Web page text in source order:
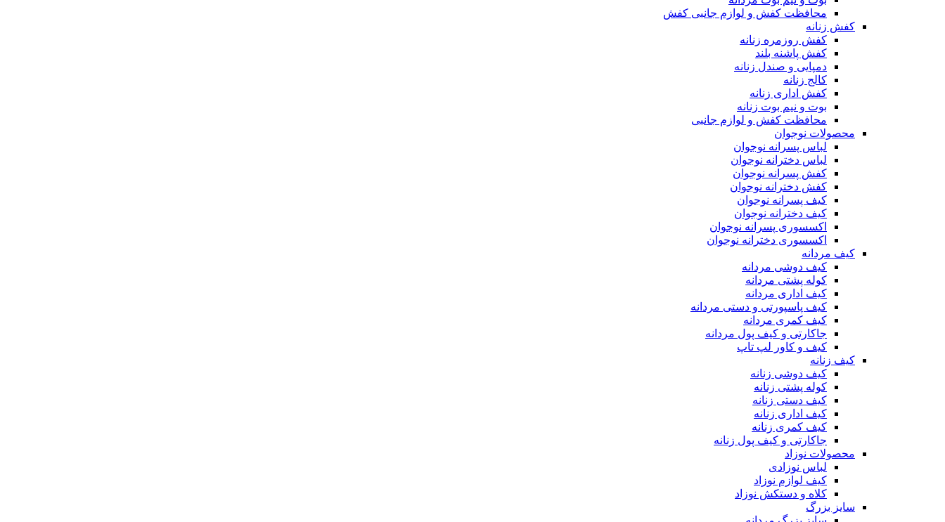
محافظت کفش و لوازم جانبی کفش
کفش زنانه
کفش روزمره زنانه
کفش پاشنه بلند
دمپایی و صندل زنانه
کالج زنانه
کفش اداری زنانه
بوت و نیم بوت زنانه
محافظت کفش و لوازم جانبی
محصولات نوجوان
لباس پسرانه نوجوان
لباس دخترانه نوجوان
کفش پسرانه نوجوان
کفش دخترانه نوجوان
کیف پسرانه نوجوان
کیف دخترانه نوجوان
اکسسوری پسرانه نوجوان
اکسسوری دخترانه نوجوان
کیف مردانه
کیف دوشی مردانه
کوله پشتی مردانه
کیف اداری مردانه
کیف پاسپورتی و دستی مردانه
کیف کمری مردانه
جاکارتی و کیف پول مردانه
کیف و کاور لپ تاپ
کیف زنانه
کیف دوشی زنانه
کوله پشتی زنانه
کیف دستی زنانه
کیف اداری زنانه
کیف کمری زنانه
جاکارتی و کیف پول زنانه
محصولات نوزاد
لباس نوزادی
کیف لوازم نوزاد
کلاه و دستکش نوزاد
سایز بزرگ